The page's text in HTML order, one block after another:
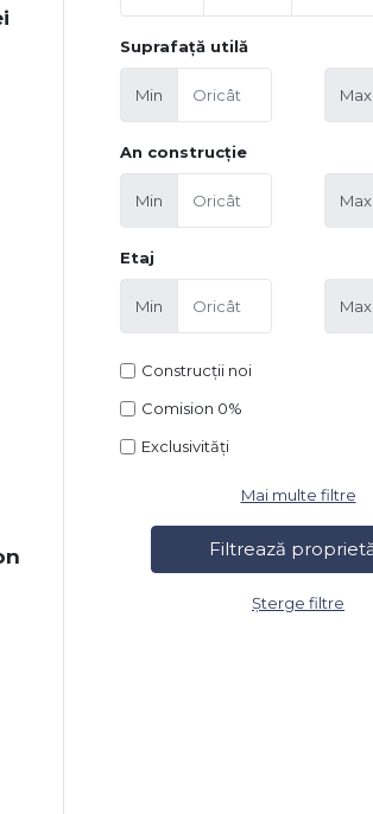
Suprafață utilă
Min Max
An construcție
Min Max
Etaj
Min Max
Construcții noi
Comision 0%
Exclusivități
Mai multe filtre
Șterge filtre